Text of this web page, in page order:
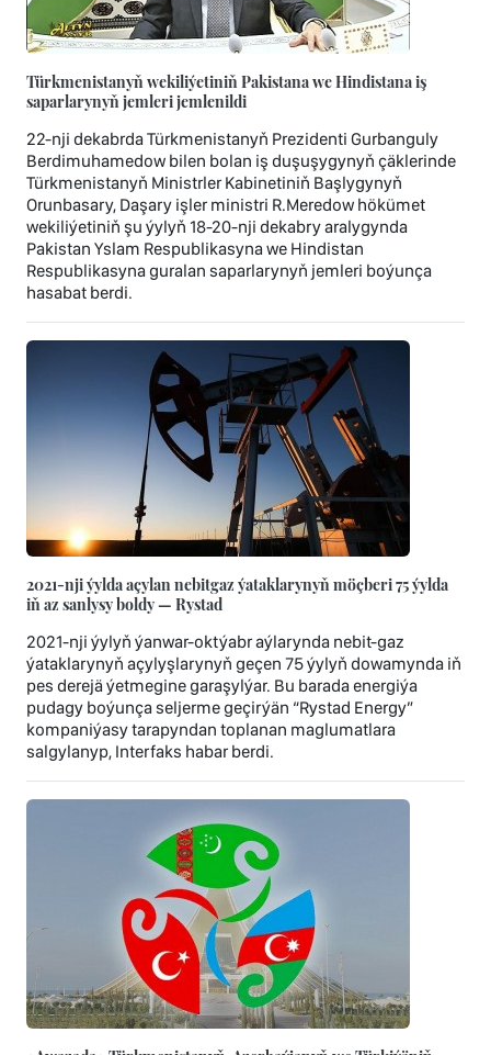
Türkmenistanyň wekiliýetiniň Pakistana we Hindistana iş
saparlarynyň jemleri jemlenildi
22-nji dekabrda Türkmenistanyň Prezidenti Gurbanguly
Berdimuhamedow bilen bolan iş duşuşygynyň çäklerinde
Türkmenistanyň Ministrler Kabinetiniň Başlygynyň
Orunbasary, Daşary işler ministri R.Meredow hökümet
wekiliýetiniň şu ýylyň 18-20-nji dekabry aralygynda
Pakistan Yslam Respublikasyna we Hindistan
Respublikasyna guralan saparlarynyň jemleri boýunça
hasabat berdi.
2021-nji ýylda açylan nebitgaz ýataklarynyň möçberi 75 ýylda
iň az sanlysy boldy — Rystad
2021-nji ýylyň ýanwar-oktýabr aýlarynda nebit-gaz
ýataklarynyň açylyşlarynyň geçen 75 ýylyň dowamynda iň
pes derejä ýetmegine garaşylýar. Bu barada energiýa
pudagy boýunça seljerme geçirýän “Rystad Energy”
kompaniýasy tarapyndan toplanan maglumatlara
salgylanyp, Interfaks habar berdi.